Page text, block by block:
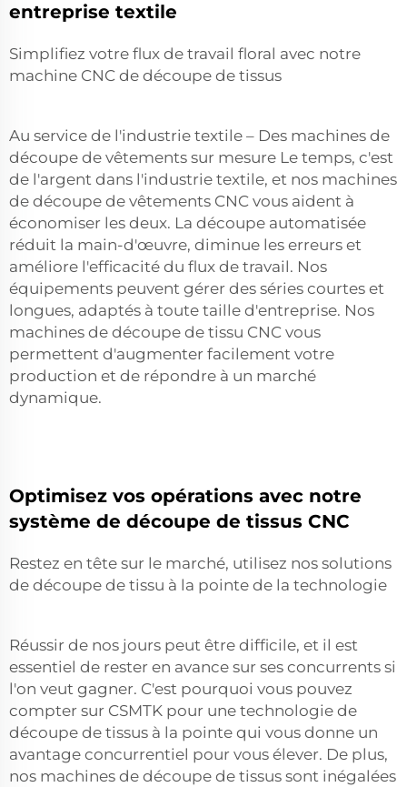
entreprise textile
Simplifiez votre flux de travail floral avec notre
machine CNC de découpe de tissus
Au service de l'industrie textile – Des machines de
découpe de vêtements sur mesure Le temps, c'est
de l'argent dans l'industrie textile, et nos machines
de découpe de vêtements CNC vous aident à
économiser les deux. La découpe automatisée
réduit la main-d'œuvre, diminue les erreurs et
améliore l'efficacité du flux de travail. Nos
équipements peuvent gérer des séries courtes et
longues, adaptés à toute taille d'entreprise. Nos
machines de découpe de tissu CNC vous
permettent d'augmenter facilement votre
production et de répondre à un marché
dynamique.
Optimisez vos opérations avec notre
système de découpe de tissus CNC
Restez en tête sur le marché, utilisez nos solutions
de découpe de tissu à la pointe de la technologie
Réussir de nos jours peut être difficile, et il est
essentiel de rester en avance sur ses concurrents si
l'on veut gagner. C'est pourquoi vous pouvez
compter sur CSMTK pour une technologie de
découpe de tissus à la pointe qui vous donne un
avantage concurrentiel pour vous élever. De plus,
nos machines de découpe de tissus sont inégalées